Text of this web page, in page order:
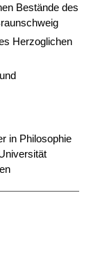
Bestände des
Herzoglichen
in Philosophie